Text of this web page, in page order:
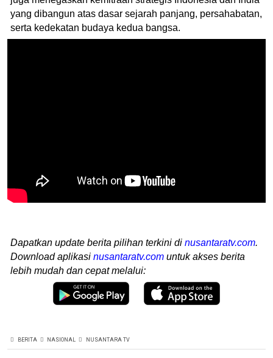
yang dibangun atas dasar sejarah panjang, persahabatan,
serta kedekatan budaya kedua bangsa.
Dapatkan update berita pilihan terkini di nusantaratv.com.
Download aplikasi nusantaratv.com untuk akses berita
lebih mudah dan cepat melalui:
BERITA NASIONAL NUSANTARA TV